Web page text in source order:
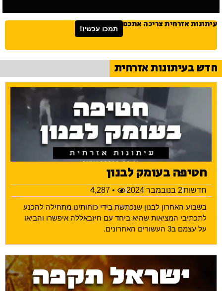
עיתונות אזרחית צריכה אתכם תמכו עכשיו!
חדש בעיתונות אזרחית
חטיפה בעומק לבנון
חדשות2 בנובמבר 2024
• 4,287
בשבוע האחרון לבנון שנכתשת בידי כוחותינו מתחילה להכנע
לתכתיבי המציאות שהיא ביחד עם חיזבאללה איפשרו והביאו
על עצמם ב3 העשורים האחרונים.